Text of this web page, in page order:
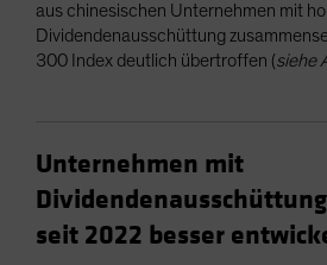
aus chinesischen Unternehmen mit
Dividendenausschüttung
300 Index deutlich übertroffen (siehe
Unternehmen mit
seit 2022 besser